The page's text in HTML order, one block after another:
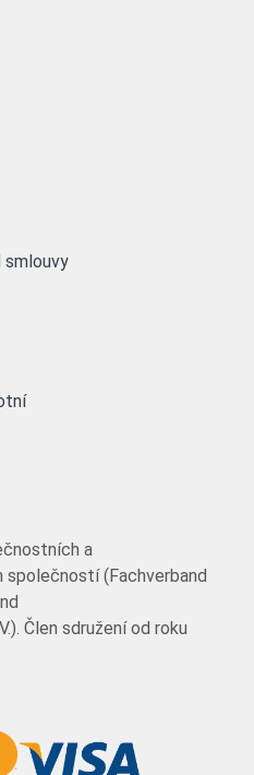
smlouvy
a
(Fachverband
Člen sdružení od roku